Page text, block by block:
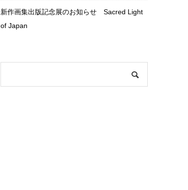
新作画集出版記念展のお知らせ Sacred Light
of Japan